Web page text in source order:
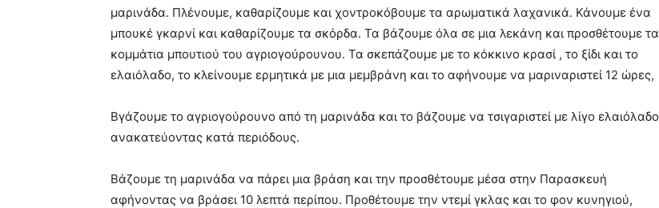
μαρινάδα. Πλένουμε, καθαρίζουμε και χοντροκόβουμε τα αρωματικά λαχανικά. Κάνουμε ένα
μπουκέ γκαρνί και καθαρίζουμε τα σκόρδα. Τα βάζουμε όλα σε μια λεκάνη και προσθέτουμε τα
κομμάτια μπουτιού του αγριογούρουνου. Τα σκεπάζουμε με το κόκκινο κρασί , το ξίδι και το
ελαιόλαδο, το κλείνουμε ερμητικά με μια μεμβράνη και το αφήνουμε να μαριναριστεί 12 ώρες,
Βγάζουμε το αγριογούρουνο από τη μαρινάδα και το βάζουμε να τσιγαριστεί με λίγο ελαιόλαδο
ανακατεύοντας κατά περιόδους.
Βάζουμε τη μαρινάδα να πάρει μια βράση και την προσθέτουμε μέσα στην Παρασκευή
αφήνοντας να βράσει 10 λεπτά περίπου. Προθέτουμε την ντεμί γκλας και το φον κυνηγιού,